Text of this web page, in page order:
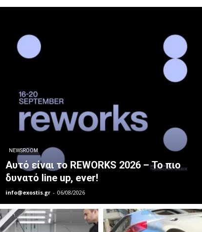
NEWSROOM
Αυτό είναι το REWORKS 2026 – Το πιο
δυνατό line up, ever!
info@exostis.gr - 06/08/2026